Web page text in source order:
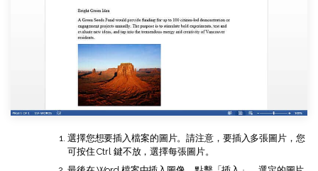
批次 PDF
PDF OCR
擷取 PDF 資料
AI PDF助理
eSign（合法）
客戶故事
選擇您想要插入檔案的圖片。請注意，要插入多張圖片，您
可按住 Ctrl 鍵不放，選擇每張圖片。